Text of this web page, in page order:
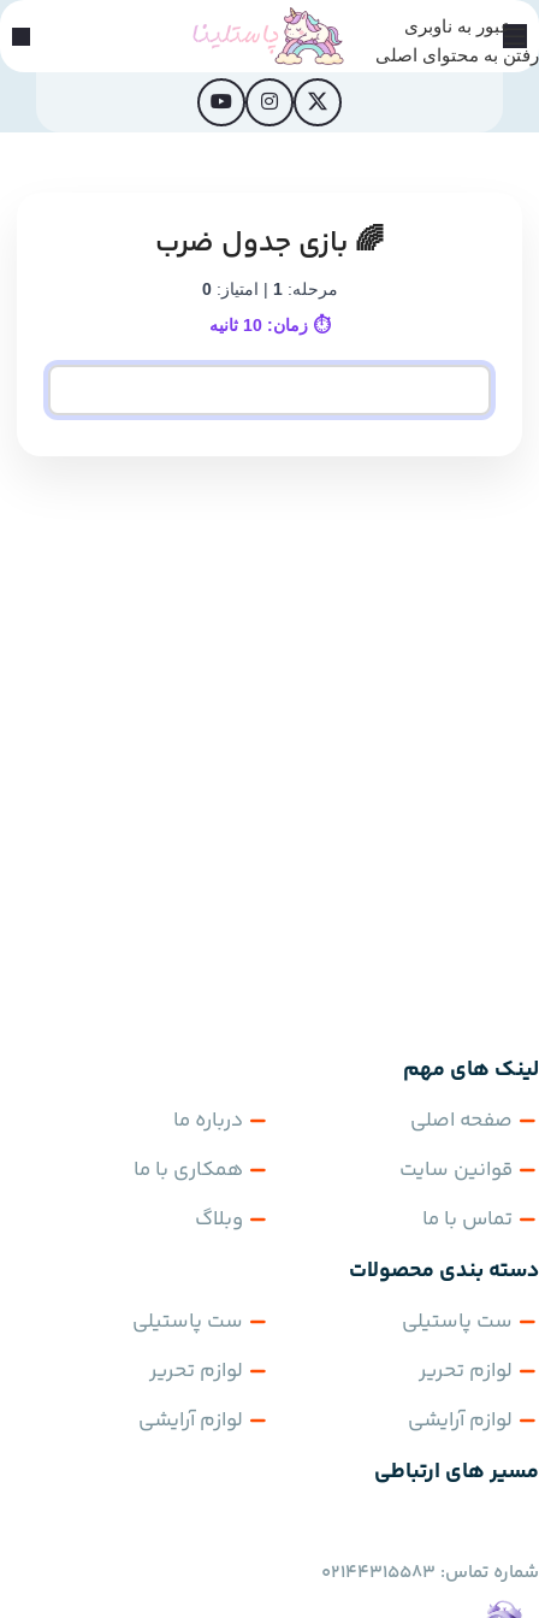
عبور به ناوبری
رفتن به محتوای اصلی
🌈 بازی جدول ضرب
مرحله:1 | امتیاز:0
⏱️ زمان: 10 ثانیه
لینک های مهم
صفحه اصلی
قوانین سایت
تماس با ما
درباره ما
همکاری با ما
وبلاگ
دسته بندی محصولات
ست پاستیلی
لوازم تحریر
لوازم آرایشی
ست پاستیلی
لوازم تحریر
لوازم آرایشی
مسیر های ارتباطی
شماره تماس: 02144315583